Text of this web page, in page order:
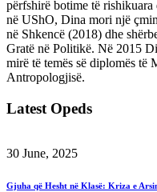
përfshirë botime të rishikuara
në UShO, Dina mori një
në Shkencë (2018) dhe
Gratë në Politikë. Në 2015
mirë të temës së diplomës të
Antropologjisë.
Latest Opeds
30 June, 2025
Gjuha që Hesht në Klasë: Kriza e